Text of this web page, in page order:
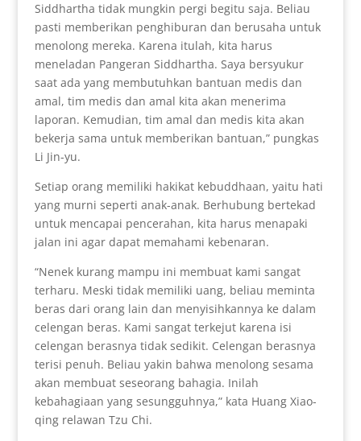
Siddhartha tidak mungkin pergi begitu saja. Beliau
pasti memberikan penghiburan dan berusaha untuk
menolong mereka. Karena itulah, kita harus
meneladan Pangeran Siddhartha. Saya bersyukur
saat ada yang membutuhkan bantuan medis dan
amal, tim medis dan amal kita akan menerima
laporan. Kemudian, tim amal dan medis kita akan
bekerja sama untuk memberikan bantuan,” pungkas
Li Jin-yu.
Setiap orang memiliki hakikat kebuddhaan, yaitu hati
yang murni seperti anak-anak. Berhubung bertekad
untuk mencapai pencerahan, kita harus menapaki
jalan ini agar dapat memahami kebenaran.
“Nenek kurang mampu ini membuat kami sangat
terharu. Meski tidak memiliki uang, beliau meminta
beras dari orang lain dan menyisihkannya ke dalam
celengan beras. Kami sangat terkejut karena isi
celengan berasnya tidak sedikit. Celengan berasnya
terisi penuh. Beliau yakin bahwa menolong sesama
akan membuat seseorang bahagia. Inilah
kebahagiaan yang sesungguhnya,” kata Huang Xiao-
qing relawan Tzu Chi.